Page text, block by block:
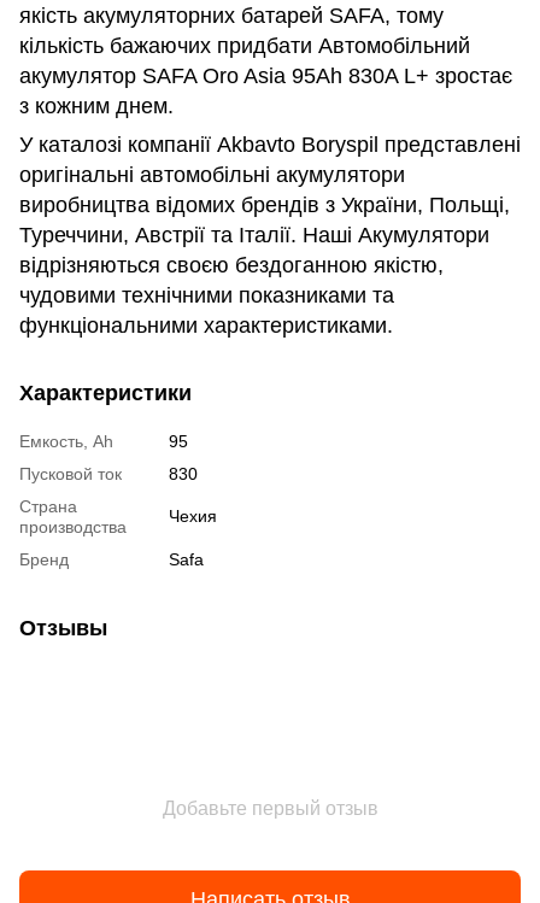
якість акумуляторних батарей SAFA, тому
кількість бажаючих придбати Автомобільний
акумулятор SAFA Oro Asia 95Ah 830A L+ зростає
з кожним днем.
У каталозі компанії Akbavto Boryspil представлені
оригінальні автомобільні акумулятори
виробництва відомих брендів з України, Польщі,
Туреччини, Австрії та Італії. Наші Акумулятори
відрізняються своєю бездоганною якістю,
чудовими технічними показниками та
функціональними характеристиками.
Характеристики
Емкость, Ah
95
Пусковой ток
830
Страна
производства
Чехия
Бренд Safa
Отзывы
Добавьте первый отзыв